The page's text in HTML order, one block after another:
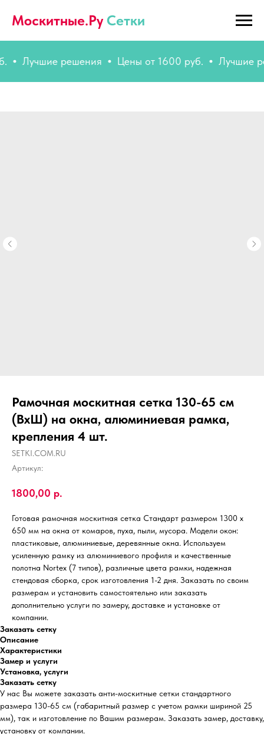
Москитные.Ру Сетки
Лучшие решения Цены от 1600 руб. Лучшие
Рамочная москитная сетка 130-65 см
(ВхШ) на окна, алюминиевая рамка,
крепления 4 шт.
SETKI.COM.RU
Артикул:
1800,00 р.
Готовая рамочная москитная сетка Стандарт размером 1300 х
650 мм на окна от комаров, пуха, пыли, мусора. Модели окон:
пластиковые, алюминиевые, деревянные окна. Используем
усиленную рамку из алюминиевого профиля и качественные
полотна Nortex (7 типов), различные цвета рамки, надежная
стендовая сборка, срок изготовления 1-2 дня. Заказать по своим
размерам и установить самостоятельно или заказать
дополнительно услуги по замеру, доставке и установке от
компании.
Заказать сетку
Описание
Характеристики
Замер и услуги
Установка, услуги
Заказать сетку
У нас Вы можете заказать анти-москитные сетки стандартного
размера 130-65 см (габаритный размер с учетом рамки шириной 25
мм), так и изготовление по Вашим размерам. Заказать замер, доставку,
установку от компании.